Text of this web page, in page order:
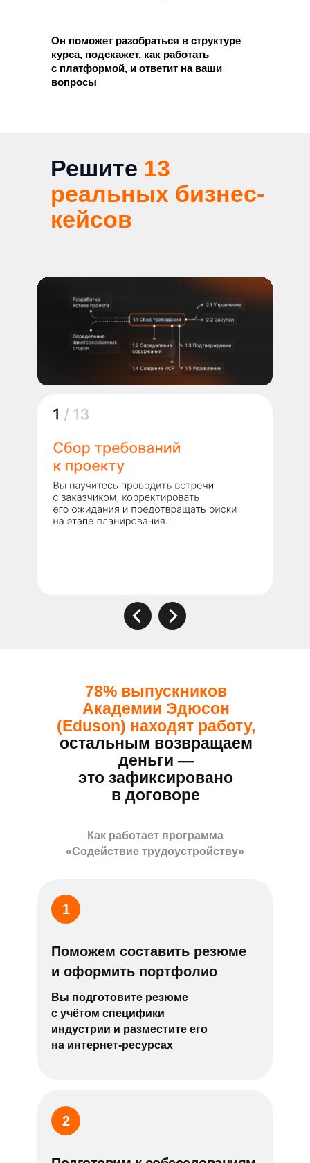
Он поможет разобраться в структуре
курса, подскажет, как работать
с платформой, и ответит на ваши
вопросы
и добавите их в портфолио
Решите 13
реальных бизнес-
кейсов
78% выпускников
Академии Эдюсон
(Eduson) находят работу,
остальным возвращаем
деньги —
это зафиксировано
в договоре
Как работает программа
«Содействие трудоустройству»
Поможем составить резюме
и оформить портфолио
1
Вы подготовите резюме
с учётом специфики
индустрии и разместите его
на интернет-ресурсах
2